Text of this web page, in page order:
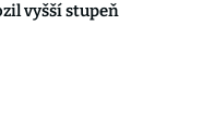
vyšší stupeň